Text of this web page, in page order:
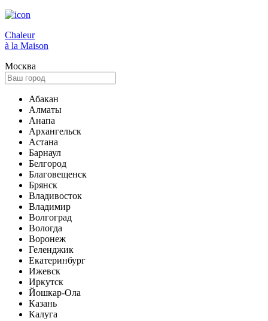
Сhaleur
à la Maison
Москва
Абакан
Алматы
Анапа
Архангельск
Астана
Барнаул
Белгород
Благовещенск
Брянск
Владивосток
Владимир
Волгоград
Вологда
Воронеж
Геленджик
Екатеринбург
Ижевск
Иркутск
Йошкар-Ола
Казань
Калуга